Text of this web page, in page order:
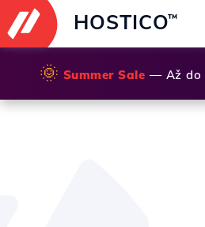
HOSTICO™
🌞 Summer Sale — Až do